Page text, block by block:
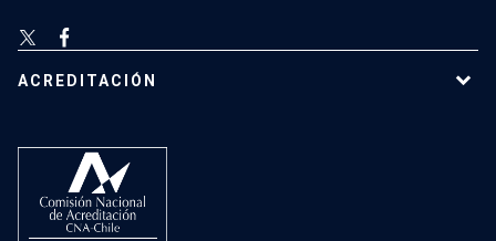
ACREDITACIÓN